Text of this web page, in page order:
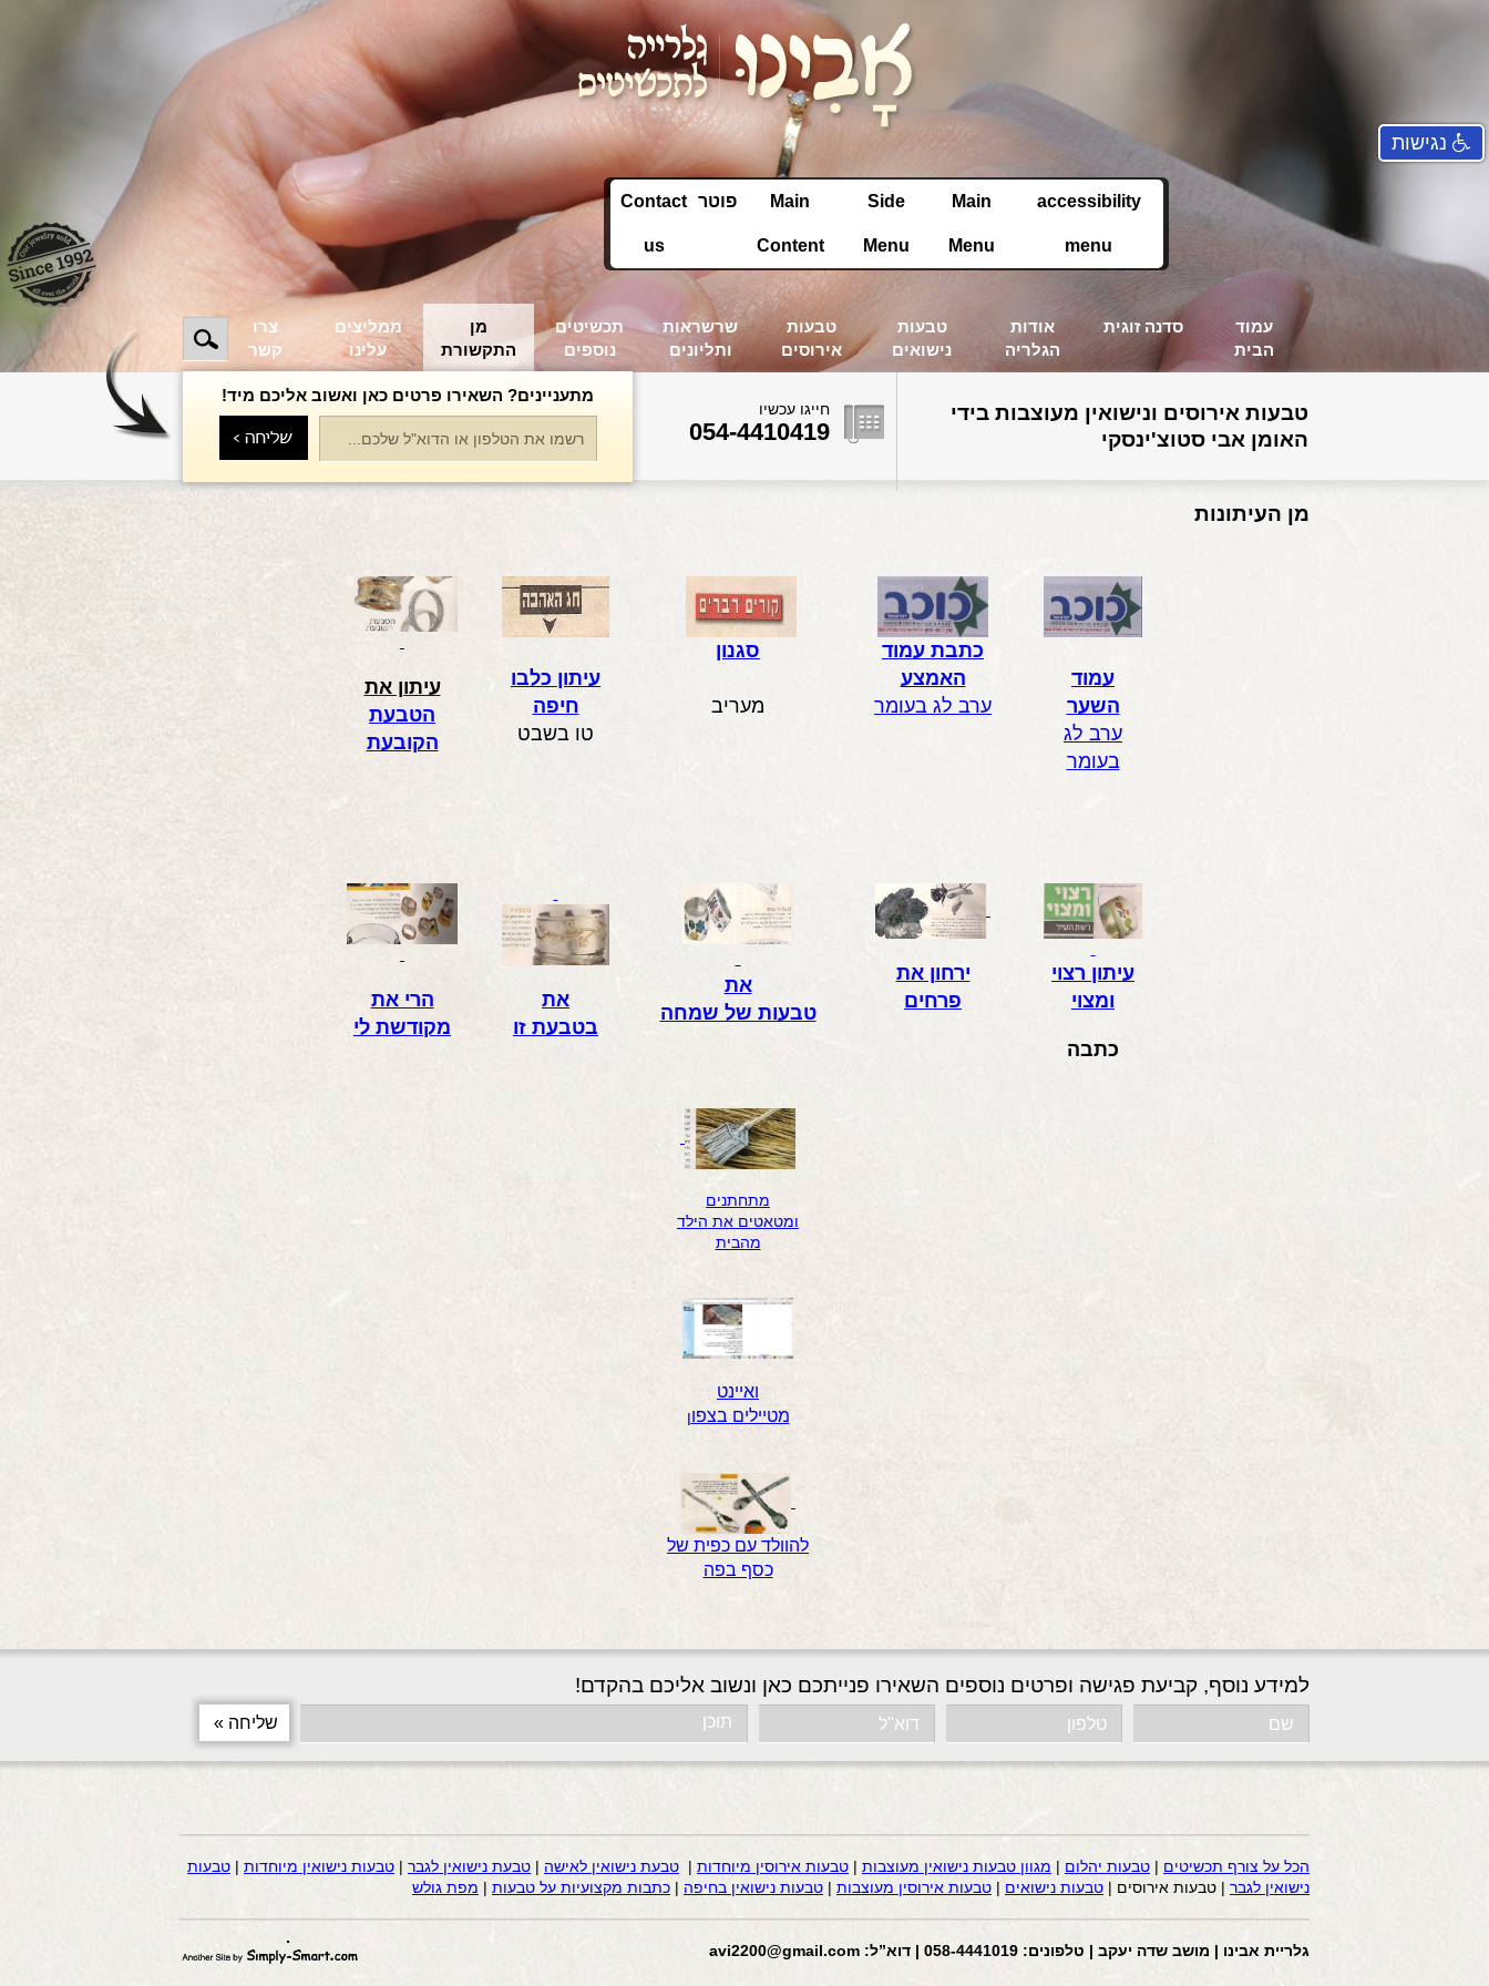
עמוד
הבית
סדנה זוגית
אודות
הגלריה
טבעות
נישואים
טבעות
אירוסים
שרשראות
ותליונים
תכשיטים
נוספים
מן
התקשורת
ממליצים
עלינו
צרו
קשר
טבעות אירוסים ונישואין מעוצבות בידי
האומן אבי סטוצ'ינסקי
חייגו עכשיו
054-4410419
מתעניינים? השאירו פרטים כאן ואשוב אליכם מיד!
מן העיתונות
עמוד
השער
ערב לג
בעומר
כתבת עמוד
האמצע
ערב לג בעומר
סגנון
מעריב
עיתון כלבו
חיפה
טו בשבט
עיתון את
הטבעת
הקובעת
עיתון רצוי
ומצוי
כתבה
ירחון את
פרחים
את
טבעות של שמחה
את
בטבעת זו
הרי את
מקודשת לי
מתחתנים
ומטאטים את הילד
מהבית
ואיינט
מטיילים בצפון
להוולד עם כפית של
כסף בפה
למידע נוסף, קביעת פגישה ופרטים נוספים השאירו פנייתכם כאן ונשוב אליכם בהקדם!
הכל על צורף תכשיטים | טבעות יהלום | מגוון טבעות נישואין מעוצבות | טבעות אירוסין מיוחדות | טבעת נישואין לאישה | טבעת נישואין לגבר | טבעות נישואין מיוחדות | טבעות
נישואין לגבר | טבעות אירוסים | טבעות נישואים | טבעות אירוסין מעוצבות | טבעות נישואין בחיפה | כתבות מקצועיות על טבעות | מפת גולש
גלריית אבינו | מושב שדה יעקב | טלפונים: 058-4441019 | דוא”ל: avi2200@gmail.com
accessibility
menu
Main
Menu
Side
Menu
Main
Content
פוטר Contact
us
נגישות